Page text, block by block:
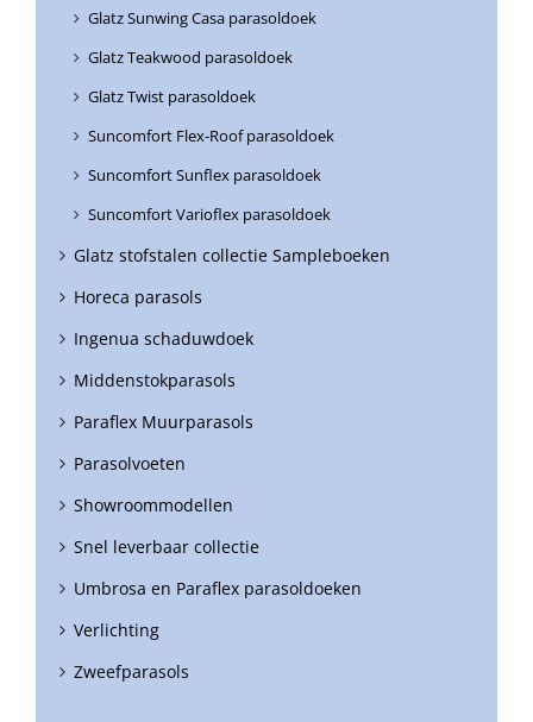
Glatz Sunwing Casa parasoldoek
Glatz Teakwood parasoldoek
Glatz Twist parasoldoek
Suncomfort Flex-Roof parasoldoek
Suncomfort Sunflex parasoldoek
Suncomfort Varioflex parasoldoek
Glatz stofstalen collectie Sampleboeken
Horeca parasols
Ingenua schaduwdoek
Middenstokparasols
Paraflex Muurparasols
Parasolvoeten
Showroommodellen
Snel leverbaar collectie
Umbrosa en Paraflex parasoldoeken
Verlichting
Zweefparasols